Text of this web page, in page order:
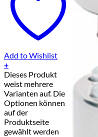
Add to Wishlist
+
Dieses Produkt
weist mehrere
Varianten auf. Die
Optionen können
auf der
Produktseite
gewählt werden